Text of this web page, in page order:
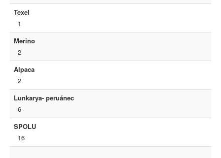
Texel
1
Merino
2
Alpaca
2
Lunkarya- peruánec
6
SPOLU
16